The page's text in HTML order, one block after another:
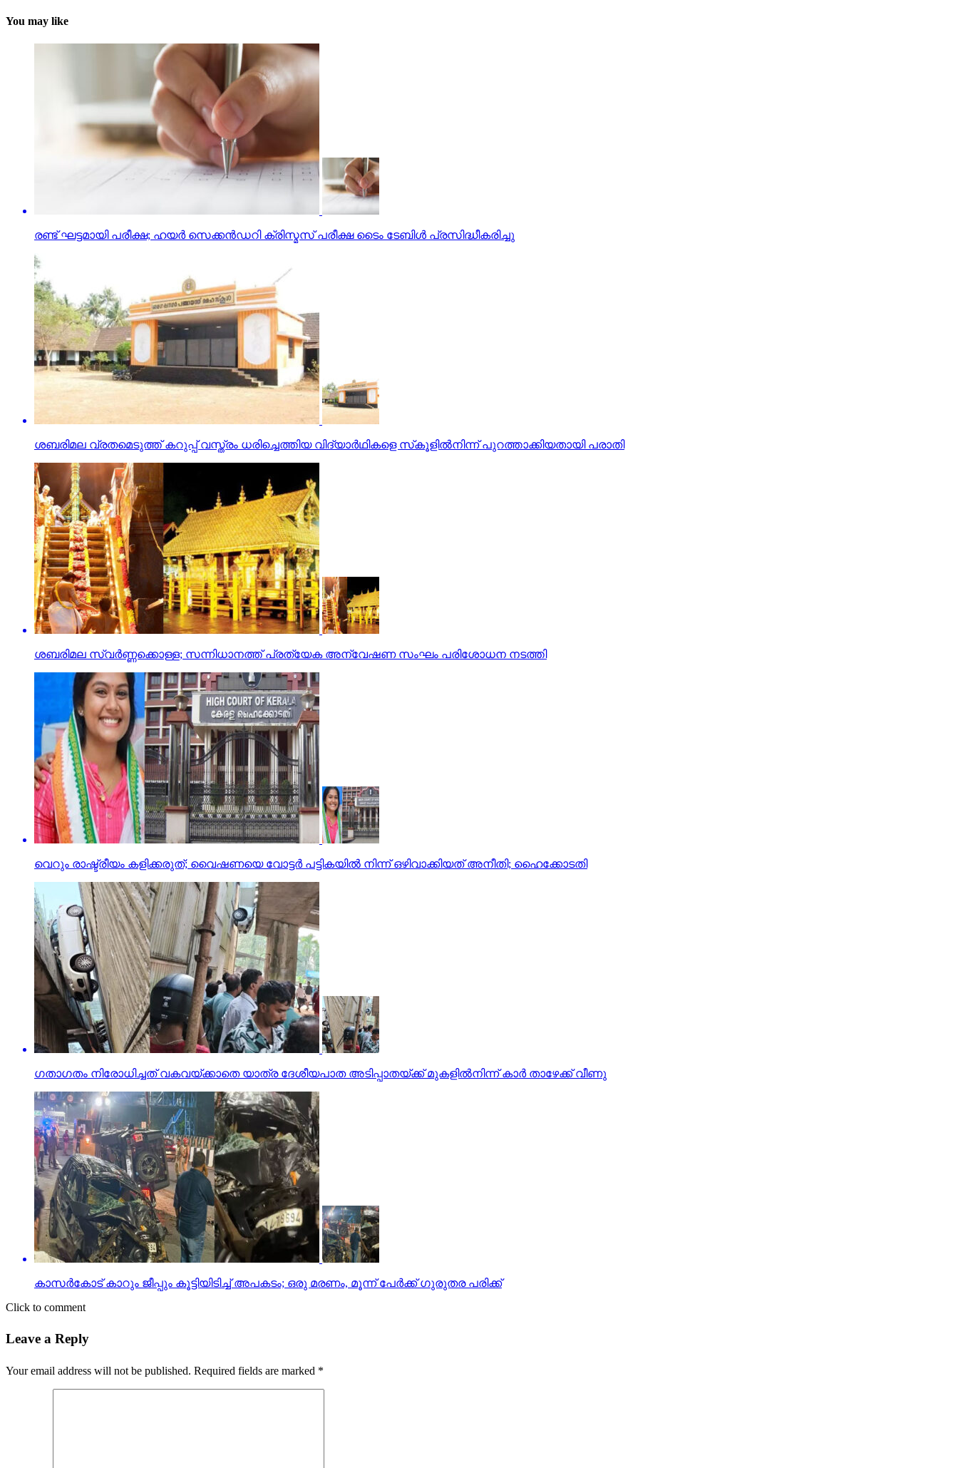
You may like
രണ്ട് ഘട്ടമായി പരീക്ഷ; ഹയര്‍ സെക്കന്‍ഡറി ക്രിസ്മസ് പരീക്ഷ ടൈം ടേബിള്‍ പ്രസിദ്ധീകരിച്ചു
ശബരിമല വ്രതമെടുത്ത് കറുപ്പ് വസ്ത്രം ധരിച്ചെത്തിയ വിദ്യാര്‍ഥികളെ സ്‌കൂളില്‍നിന്ന് പുറത്താക്കിയതായി പരാതി
ശബരിമല സ്വര്‍ണ്ണക്കൊള്ള; സന്നിധാനത്ത് പ്രത്യേക അന്വേഷണ സംഘം പരിശോധന നടത്തി
വെറും രാഷ്ട്രീയം കളിക്കരുത്; വൈഷണയെ വോട്ടര്‍ പട്ടികയില്‍ നിന്ന് ഒഴിവാക്കിയത് അനീതി; ഹൈക്കോടതി
ഗതാഗതം നിരോധിച്ചത് വകവയ്ക്കാതെ യാത്ര ദേശീയപാത അടിപ്പാതയ്ക്ക് മുകളില്‍നിന്ന് കാര്‍ താഴേക്ക് വീണു
കാസര്‍കോട് കാറും ജീപ്പും കൂട്ടിയിടിച്ച് അപകടം; ഒരു മരണം, മൂന്ന് പേര്‍ക്ക് ഗുരുതര പരിക്ക്
Click to comment
Leave a Reply
Your email address will not be published. Required fields are marked *